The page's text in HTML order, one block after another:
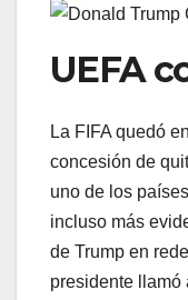
UEFA
La FIFA quedó
concesión de
uno de los
incluso más
de Trump en
presidente llamó